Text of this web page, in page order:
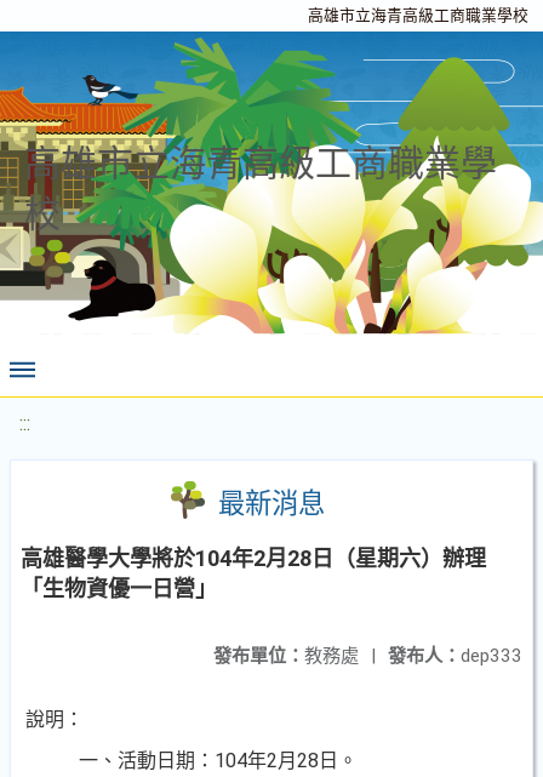
高雄市立海青高級工商職業學校
高雄市立海青高級工商職業學
校
:::
最新消息
高雄醫學大學將於104年2月28日（星期六）辦理
「生物資優一日營」
發布人： dep333
發布單位： 教務處 |
說明：
一、活動日期：104年2月28日。